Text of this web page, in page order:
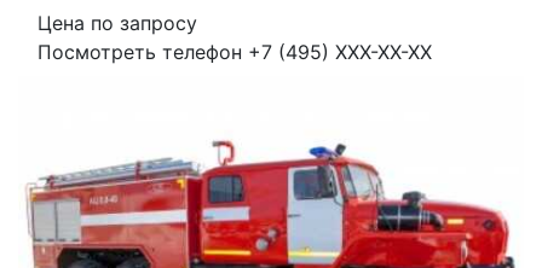
Цена по запросу
Посмотреть телефон +7 (495) XXX-XX-XX